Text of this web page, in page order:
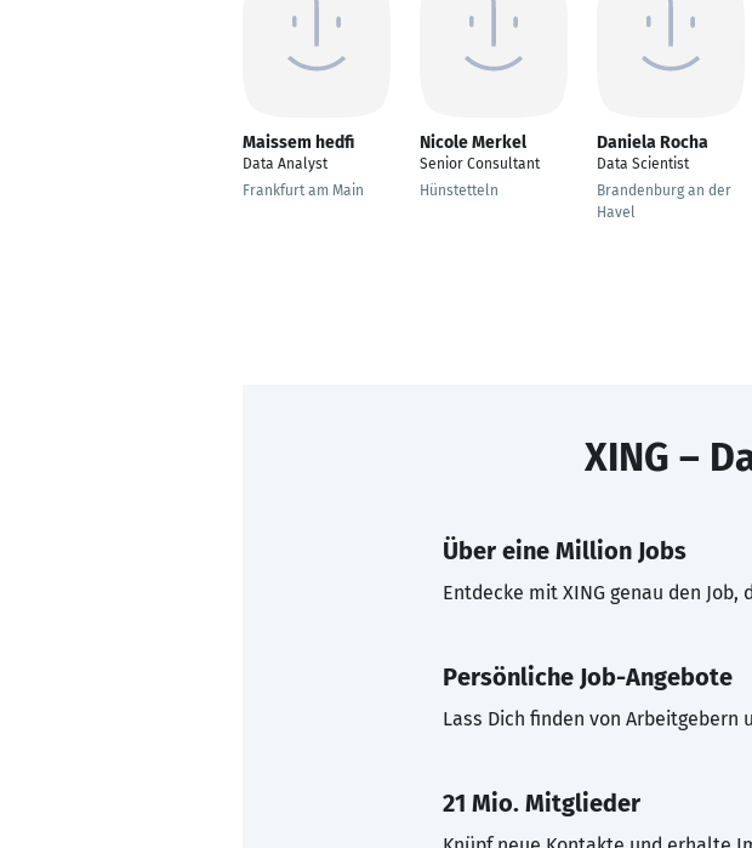
Maissem hedfi
Data Analyst
Frankfurt am Main
Nicole Merkel
Senior Consultant
Hünstetteln
Daniela Rocha
Data Scientist
Brandenburg an der
Havel
XING –
Über eine Million Jobs
Entdecke mit XING genau den Job,
Persönliche Job-Angebote
Lass Dich finden von Arbeitgebern
21 Mio. Mitglieder